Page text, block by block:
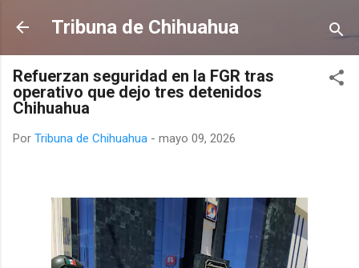
Ir al contenido principal
Tribuna de Chihuahua
Refuerzan seguridad en la FGR tras
operativo que dejo tres detenidos
Chihuahua
Por Tribuna de Chihuahua - mayo 09, 2026